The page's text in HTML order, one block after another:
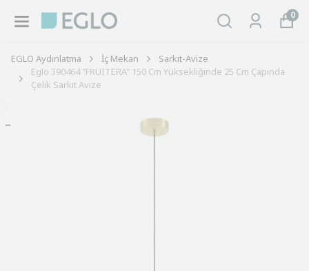
0
EGLO Aydınlatma İç Mekan
Sarkıt-Avize
Eglo 390464 "FRUITERA" 150 Cm Yüksekliğinde 25 Cm Çapında
Çelik Sarkıt Avize